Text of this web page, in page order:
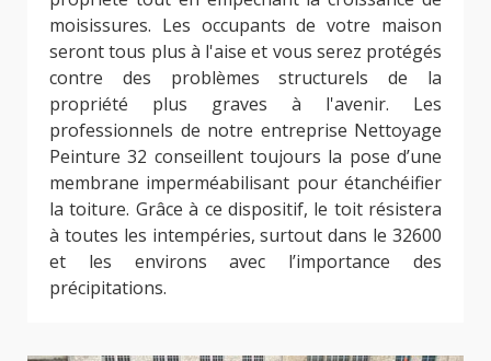
moisissures. Les occupants de votre maison
seront tous plus à l'aise et vous serez protégés
contre des problèmes structurels de la
propriété plus graves à l'avenir. Les
professionnels de notre entreprise Nettoyage
Peinture 32 conseillent toujours la pose d’une
membrane imperméabilisant pour étanchéifier
la toiture. Grâce à ce dispositif, le toit résistera
à toutes les intempéries, surtout dans le 32600
et les environs avec l’importance des
précipitations.